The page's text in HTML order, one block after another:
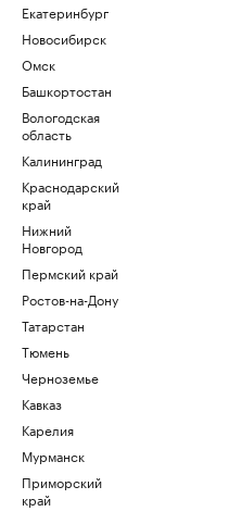
Екатеринбург
Новосибирск
Омск
Башкортостан
Вологодская
область
Калининград
Краснодарский
край
Нижний
Новгород
Пермский край
Ростов-на-Дону
Татарстан
Тюмень
Черноземье
Кавказ
Карелия
Мурманск
Приморский
край